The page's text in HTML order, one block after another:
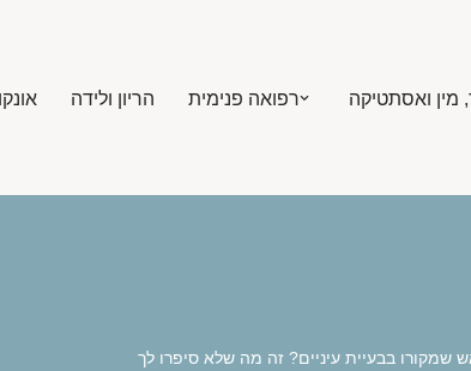
מין ואסתטיקה רפואה פנימית הריון ולידה
שמקורו בבעיית עיניים? זה מה שלא סיפרו לך